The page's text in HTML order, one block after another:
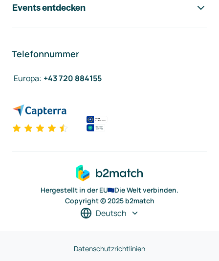
Events entdecken
Telefonnummer
Europa: +43 720 884155
Hergestellt in der EU
Die Welt verbinden.
Copyright © 2025 b2match
Deutsch
Datenschutzrichtlinien